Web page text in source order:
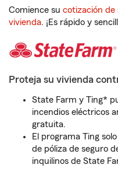
Comience su cotización de
vivienda. ¡Es rápido y
Proteja su vivienda
State Farm y Ting*
incendios eléctricos
gratuita.
El programa Ting
de póliza de seguro
inquilinos de State